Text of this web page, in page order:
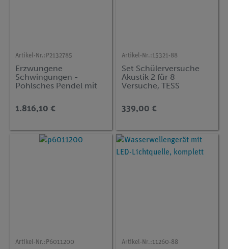
Artikel-Nr.: P2132785
Erzwungene
Schwingungen -
Pohlsches Pendel mit
1.816,10 €
Artikel-Nr.:15321-88
Set Schülerversuche
Akustik 2 für 8
Versuche, TESS
339,00 €
Artikel-Nr.: P6011200 Artikel-Nr.:11260-88